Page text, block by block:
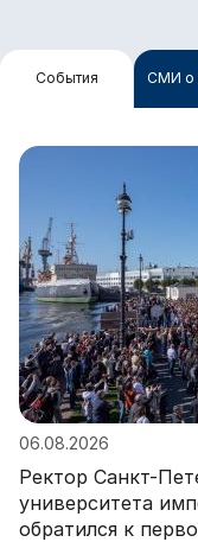
События СМИ о
06.08.2026
Ректор Санкт-
университета
обратился к